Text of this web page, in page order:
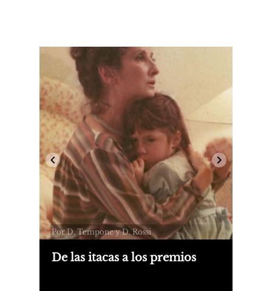
Por D. Tempone y D. Rossi
De las itacas a los premios